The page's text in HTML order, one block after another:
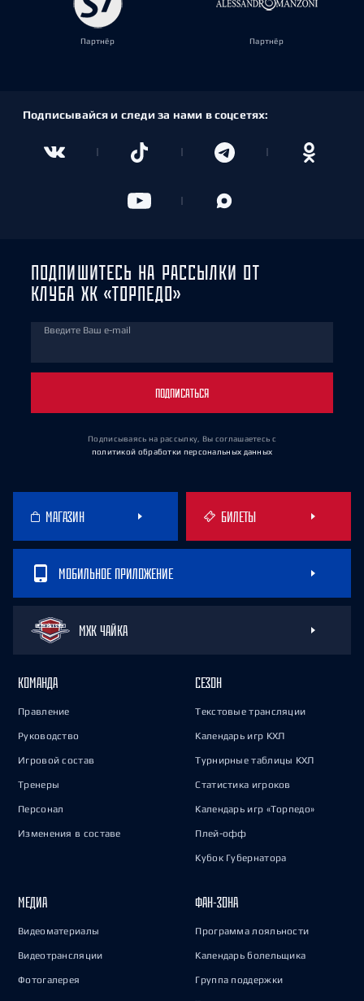
Партнёр Партнёр
Подписывайся и следи за нами в соцсетях:
ПОДПИШИТЕСЬ НА РАССЫЛКИ ОТ
КЛУБА ХК «ТОРПЕДО»
Введите Ваш e-mail
ПОДПИСАТЬСЯ
Подписываясь на рассылку, Вы соглашаетесь с
политикой обработки персональных данных
МАГАЗИН БИЛЕТЫ
МОБИЛЬНОЕ ПРИЛОЖЕНИЕ
МХК ЧАЙКА
КОМАНДА
Правление
Руководство
Игровой состав
Тренеры
Персонал
Изменения в составе
СЕЗОН
Текстовые трансляции
Календарь игр КХЛ
Турнирные таблицы КХЛ
Статистика игроков
Календарь игр «Торпедо»
Плей-офф
Кубок Губернатора
МЕДИА
Видеоматериалы
Видеотрансляции
Фотогалерея
ФАН-ЗОНА
Программа лояльности
Календарь болельщика
Группа поддержки